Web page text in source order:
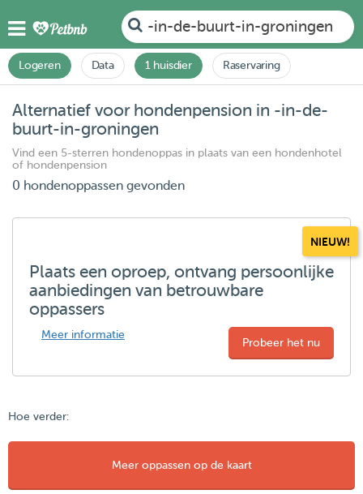
-in-de-buurt-in-groningen
Logeren Data 1 huisdier Raservaring
Alternatief voor hondenpension in -in-de-
buurt-in-groningen
Vind een 5-sterren hondenoppas in plaats van een hondenhotel
of hondenpension
0 hondenoppassen gevonden
NIEUW!
Plaats een oproep, ontvang persoonlijke
aanbiedingen van betrouwbare
oppassers
Meer informatie
Probeer het nu
Hoe verder:
Meer oppassen op de kaart